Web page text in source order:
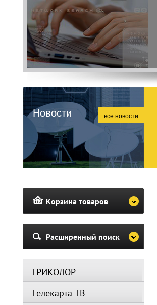
Новости все новости
Корзина товаров
Расширенный поиск
ТРИКОЛОР
Телекарта ТВ